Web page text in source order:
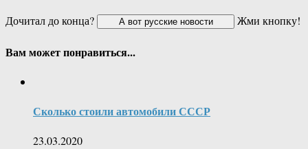
Дочитал до конца?
Жми кнопку!
Вам может понравиться...
Сколько стоили автомобили СССР
23.03.2020